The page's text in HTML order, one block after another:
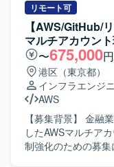
ナ環境への移行計
ます。 ・コンテナ
ローの擦り合わせ
を推進していただきます。 【求める人物像
ニアや関係者と円
主体的に課題解決
す。 ・クラウドや
キャッチアップしてい
ョンの魅力】 ・大
盤の構築および移
ラアーキテクチャ
リモート可
【AWS/GitHub/
マルチアカウン
〜675,000
港区（東京都）
インフラエンジ
AWS
【募集背景】 金融
したAWSマルチア
制強化のための募集になります。